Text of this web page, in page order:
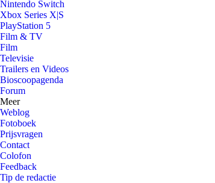
Nintendo Switch
Xbox Series X|S
PlayStation 5
Film & TV
Film
Televisie
Trailers en Videos
Bioscoopagenda
Forum
Meer
Weblog
Fotoboek
Prijsvragen
Contact
Colofon
Feedback
Tip de redactie